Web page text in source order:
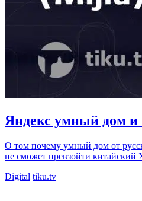
Яндекс умный дом и
О том почему умный дом от
не сможет превзойти китайский
Digital tiku.tv